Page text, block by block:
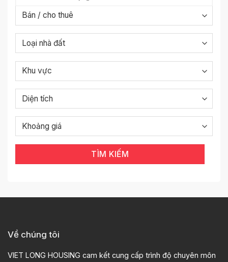
TÌM KIẾM
Về chúng tôi
VIET LONG HOUSING cam kết cung cấp trình độ chuyên môn